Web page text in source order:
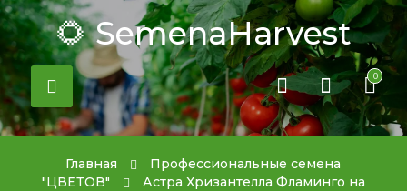
🌻 SemenaHarvest
0
Главная
Профессиональные семена
"ЦВЕТОВ"
Астра Хризантелла Фламинго на